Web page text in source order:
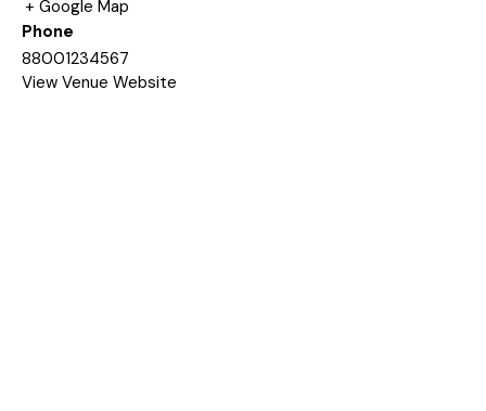
+ Google Map
Phone
88001234567
View Venue Website